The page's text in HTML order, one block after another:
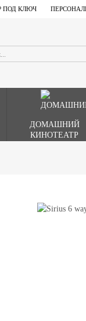
ПОД КЛЮЧ
ДОМАШНИЙ
КИНОТЕАТР